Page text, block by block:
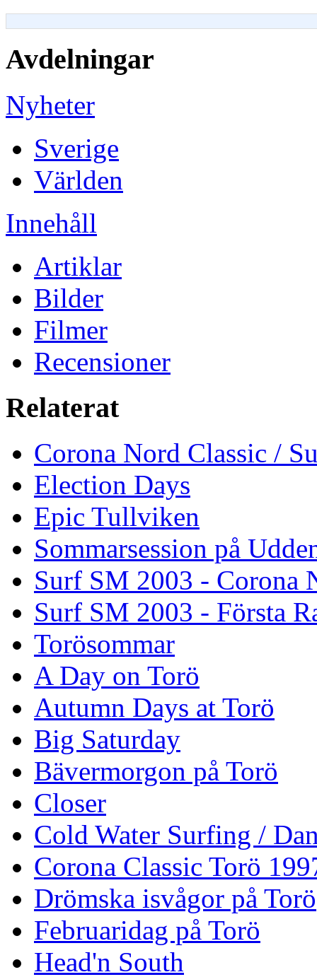
Avdelningar
Nyheter
Sverige
Världen
Innehåll
Artiklar
Bilder
Filmer
Recensioner
Relaterat
Corona Nord Classic /
Election Days
Epic Tullviken
Sommarsession på
Surf SM 2003 - Corona
Surf SM 2003 - Första
Torösommar
A Day on Torö
Autumn Days at Torö
Big Saturday
Bävermorgon på Torö
Closer
Cold Water Surfing /
Corona Classic Torö
Drömska isvågor på Torö
Februaridag på Torö
Head'n South